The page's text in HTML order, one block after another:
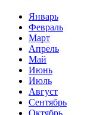
Январь
Февраль
Март
Апрель
Май
Июнь
Июль
Август
Сентябрь
Октябрь